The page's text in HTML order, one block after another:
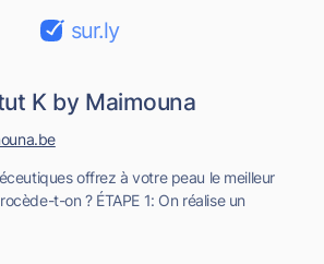
sur.ly
K by Maimouna
offrez à votre peau le meilleur
t-on ? ÉTAPE 1: On réalise un